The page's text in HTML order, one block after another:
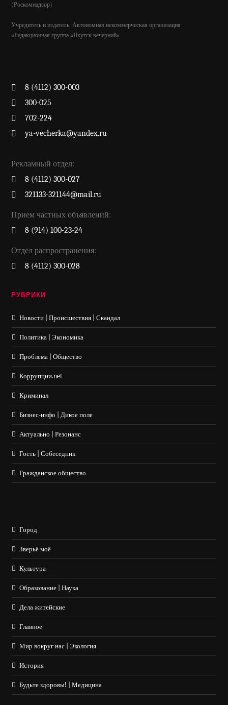
(Роскомнадзор)
Учредитель и издатель: Автономная некоммерческая организация
«Редакционная группа «Якутск вечерний»
8 (4112) 300-003
300-025
702-224
ya-vecherka@yandex.ru
Рекламный отдел:
8 (4112) 300-027
321133-321144@mail.ru
Прием частных объявлений:
8 (914) 100-23-24
Отдел распространения:
8 (4112) 300-028
РУБРИКИ
Новости | Происшествия | Скандал
Политика | Экономика
Проблема | Общество
Коррупции.net
Криминал
Бизнес-инфо | Дикое поле
Актуально | Резонанс
Гость | Собеседник
Гражданское общество
Город
Зверьё моё
Культура
Образование | Наука
Дела житейские
Главное
Мир вокруг нас | Экология
История
Будьте здоровы! | Медицина